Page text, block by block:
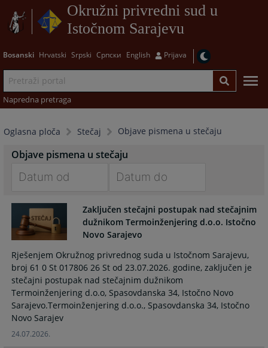
Okružni privredni sud u
Istočnom Sarajevu
Bosanski Hrvatski Srpski Српски English Prijava
Napredna pretraga
Oglasna ploča Stečaj Objave pismena u stečaju
Objave pismena u stečaju
forward
to
interact
with
the
calendar
and
select
a
date.
forward
to
interact
with
the
calendar
and
select
Zaključen stečajni postupak nad stečajnim
dužnikom Termoinženjering d.o.o. Istočno
Novo Sarajevo
Rješenjem Okružnog privrednog suda u Istočnom Sarajevu,
broj 61 0 St 017806 26 St od 23.07.2026. godine, zaključen je
stečajni postupak nad stečajnim dužnikom
Termoinženjering d.o.o, Spasovdanska 34, Istočno Novo
Sarajevo.Termoinženjering d.o.o., Spasovdanska 34, Istočno
Novo Sarajev
24.07.2026.